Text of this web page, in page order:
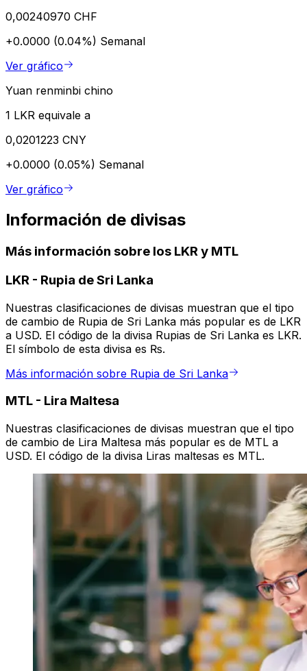
0,00240970 CHF
+0.0000 (0.04%) Semanal
Ver gráfico
Yuan renminbi chino
1 LKR equivale a
0,0201223 CNY
+0.0000 (0.05%) Semanal
Ver gráfico
Información de divisas
Más información sobre los LKR y MTL
LKR - Rupia de Sri Lanka
Nuestras clasificaciones de divisas muestran que el tipo
de cambio de Rupia de Sri Lanka más popular es de LKR
a USD. El código de la divisa Rupias de Sri Lanka es LKR.
El símbolo de esta divisa es ₨.
Más información sobre Rupia de Sri Lanka
MTL - Lira Maltesa
Nuestras clasificaciones de divisas muestran que el tipo
de cambio de Lira Maltesa más popular es de MTL a
USD. El código de la divisa Liras maltesas es MTL.